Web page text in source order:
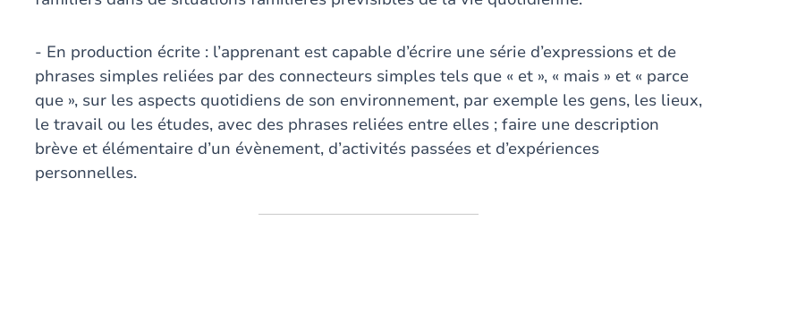
- En production écrite : l’apprenant est capable d’écrire une série d’expressions et de
phrases simples reliées par des connecteurs simples tels que « et », « mais » et « parce
que », sur les aspects quotidiens de son environnement, par exemple les gens, les lieux,
le travail ou les études, avec des phrases reliées entre elles ; faire une description
brève et élémentaire d’un évènement, d’activités passées et d’expériences
personnelles.